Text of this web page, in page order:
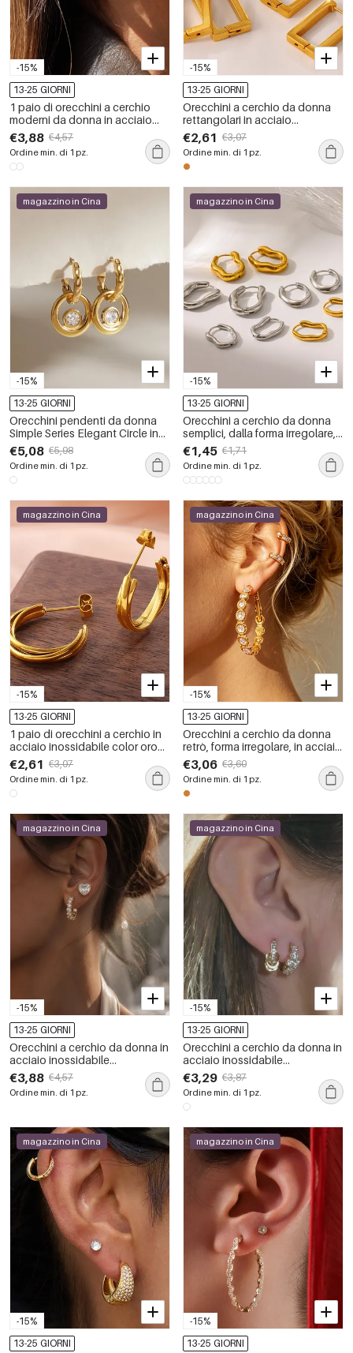
-15%
13-25 GIORNI
1 paio di orecchini a cerchio
moderni da donna in acciaio
inossidabile color oro
impermeabili
€3,88 €4,57
Ordine min. di 1 pz.
-15%
13-25 GIORNI
Orecchini a cerchio da donna
rettangolari in acciaio
inossidabile, impermeabili, color
oro, per tutti i giorni.
€2,61 €3,07
Ordine min. di 1 pz.
-15%
magazzino in Cina
13-25 GIORNI
Orecchini pendenti da donna
Simple Series Elegant Circle in
acciaio inossidabile color oro
€5,08 €5,98
Ordine min. di 1 pz.
-15%
magazzino in Cina
13-25 GIORNI
Orecchini a cerchio da donna
semplici, dalla forma irregolare,
in acciaio inossidabile
impermeabile color oro.
€1,45 €1,71
Ordine min. di 1 pz.
-15%
magazzino in Cina
13-25 GIORNI
1 paio di orecchini a cerchio in
acciaio inossidabile color oro
impermeabili
€2,61 €3,07
Ordine min. di 1 pz.
-15%
magazzino in Cina
13-25 GIORNI
Orecchini a cerchio da donna
retrò, forma irregolare, in acciaio
inossidabile, impermeabili, color
oro.
€3,06 €3,60
Ordine min. di 1 pz.
-15%
magazzino in Cina
13-25 GIORNI
Orecchini a cerchio da donna in
acciaio inossidabile
impermeabile color oro con
zirconi.
€3,88 €4,57
Ordine min. di 1 pz.
-15%
magazzino in Cina
13-25 GIORNI
Orecchini a cerchio da donna in
acciaio inossidabile
impermeabile color oro con
zirconi.
€3,29 €3,87
Ordine min. di 1 pz.
-15%
magazzino in Cina
13-25 GIORNI
-15%
magazzino in Cina
13-25 GIORNI